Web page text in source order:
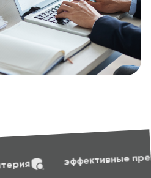
презентации soft